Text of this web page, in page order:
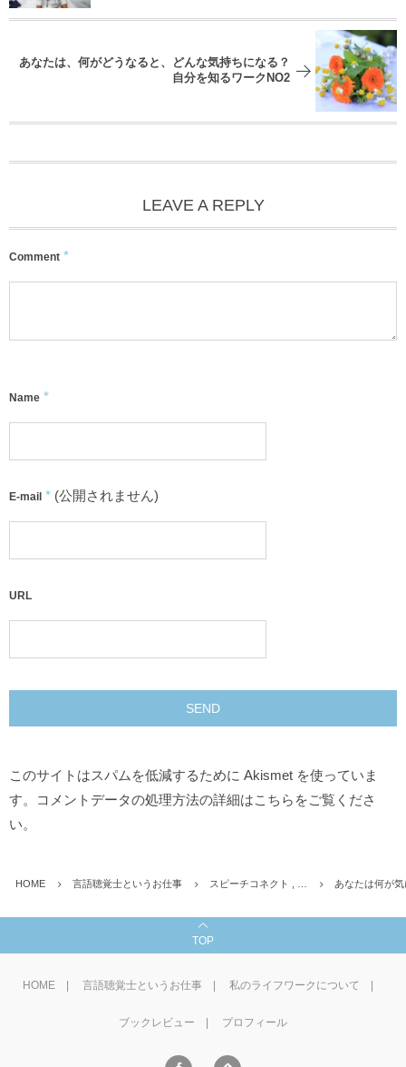
あなたは、何がどうなると、どんな気持ちになる？
自分を知るワークNO2
LEAVE A REPLY
Comment *
Name *
E-mail * (公開されません)
URL
このサイトはスパムを低減するために Akismet を使っていま
す。
コメントデータの処理方法の詳細はこちらをご覧くださ
い。
HOME 言語聴覚士というお仕事 スピーチコネクト , … あなたは何が
TOP
HOME 言語聴覚士というお仕事 私のライフワークについて
ブックレビュー プロフィール